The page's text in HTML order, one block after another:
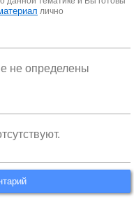
лично
не определены